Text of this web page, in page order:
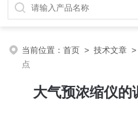
当前位置：首页 >技术文章 >
点
大气预浓缩仪的